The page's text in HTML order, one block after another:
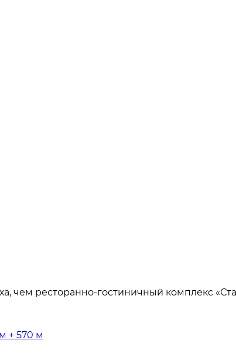
чем ресторанно-гостиничный комплекс
+ 570 м